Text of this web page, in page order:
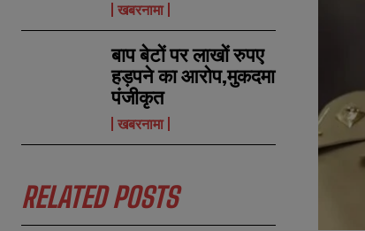
खबरनामा
बाप बेटों पर लाखों रुपए
हड़पने का आरोप,मुकदमा
पंजीकृत
खबरनामा
RELATED POSTS